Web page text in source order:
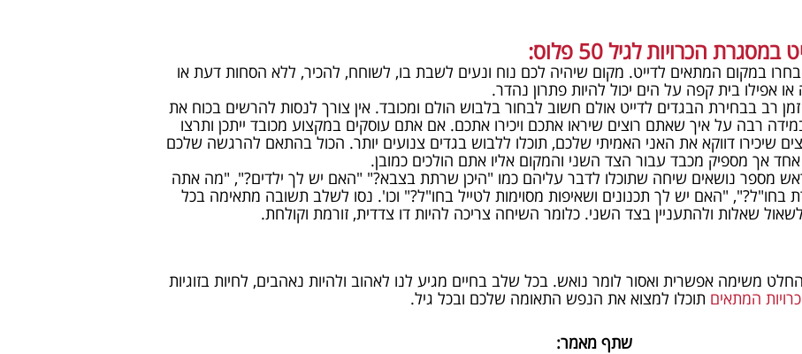
הכרויות לגיל 50 פלוס:
פלוס מיקום – בחרו במקום המתאים לדייט. מקום שיהיה לכם נוח ונעים לשבת בו, לשוחח, להכיר, ללא הסחות דעת או
אפילו בית קפה על הים יכול להיות פתרון נהדר.
רב בבחירת הבגדים לדייט אולם חשוב לבחור בלבוש הולם ומכובד. אין צורך לנסות להרשים בכוח את
רבה על איך שאתם רוצים שיראו אתכם ויכירו אתכם. אם אתם עוסקים במקצוע מכובד ייתכן ותרצו
שיכירו דווקא את האני האמיתי שלכם, תוכלו ללבוש בגדים צנועים יותר. הכול בהתאם להרגשה שלכם
אחד אך מספיק מכבד עבור הצד השני והמקום אליו אתם הולכים כמובן.
מספר נושאים שיחה שתוכלו לדבר עליהם כמו "היכן שרתת בצבא?" "האם יש לך ילדים?", "מה אתה
בחו"ל?", "האם יש לך תכנונים ושאיפות מסוימות לטייל בחו"ל?" וכו'. נסו לשלב תשובה מתאימה בכל
שאלות ולהתעניין בצד השני. כלומר השיחה צריכה להיות דו צדדית, זורמת וקולחת.
לגיל 50 פלוס היא בהחלט משימה אפשרית ואסור לומר נואש. בכל שלב בחיים מגיע לנו לאהוב ולהיות נאהבים, לחיות בזוגיות
המתאים תוכלו למצוא את הנפש התאומה שלכם ובכל גיל.
שתף מאמר: